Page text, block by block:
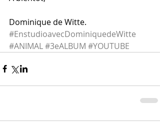
Dominique de Witte.
#EnstudioavecDominiquedeWitte
#ANIMAL#3eALBUM #YOUTUBE